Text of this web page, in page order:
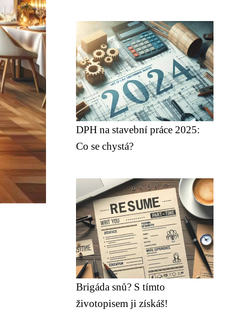
DPH na stavební práce 2025:
Co se chystá?
Brigáda snů? S tímto
životopisem ji získáš!